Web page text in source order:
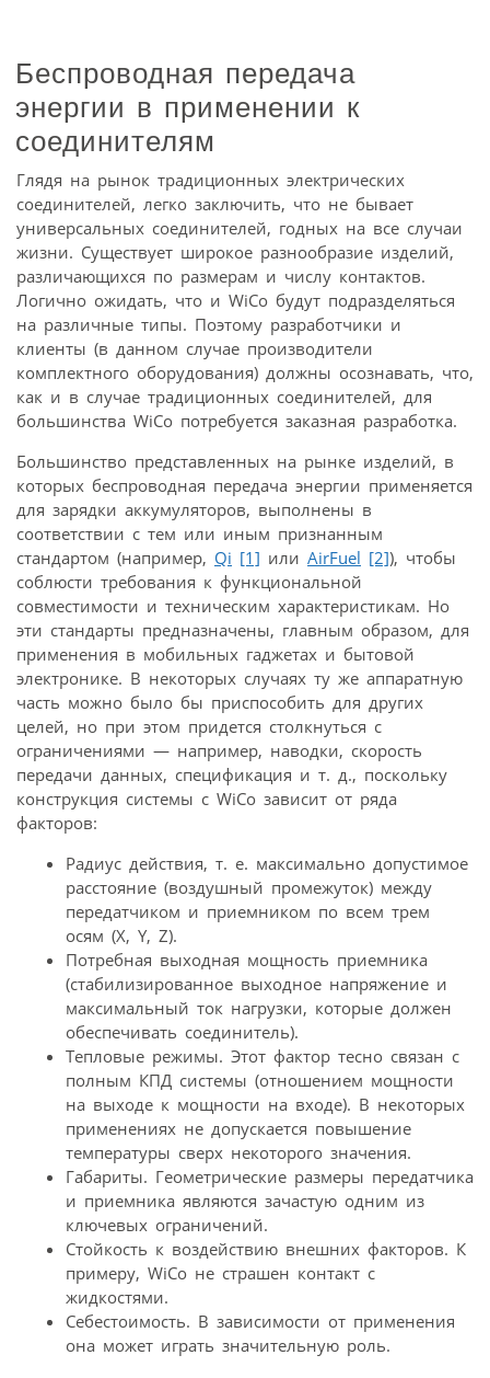
Беспроводная передача
энергии в применении к
соединителям
Глядя на рынок традиционных электрических
соединителей, легко заключить, что не бывает
универсальных соединителей, годных на все случаи
жизни. Существует широкое разнообразие изделий,
различающихся по размерам и числу контактов.
Логично ожидать, что и WiCo будут подразделяться
на различные типы. Поэтому разработчики и
клиенты (в данном случае производители
комплектного оборудования) должны осознавать, что,
как и в случае традиционных соединителей, для
большинства WiCo потребуется заказная разработка.
Большинство представленных на рынке изделий, в
которых беспроводная передача энергии применяется
для зарядки аккумуляторов, выполнены в
соответствии с тем или иным признанным
стандартом (например, Qi [1] или AirFuel [2]), чтобы
соблюсти требования к функциональной
совместимости и техническим характеристикам. Но
эти стандарты предназначены, главным образом, для
применения в мобильных гаджетах и бытовой
электронике. В некоторых случаях ту же аппаратную
часть можно было бы приспособить для других
целей, но при этом придется столкнуться с
ограничениями — например, наводки, скорость
передачи данных, спецификация и т. д., поскольку
конструкция системы с WiCo зависит от ряда
факторов:
Радиус действия, т. е. максимально допустимое
расстояние (воздушный промежуток) между
передатчиком и приемником по всем трем
осям (X, Y, Z).
Потребная выходная мощность приемника
(стабилизированное выходное напряжение и
максимальный ток нагрузки, которые должен
обеспечивать соединитель).
Тепловые режимы. Этот фактор тесно связан с
полным КПД системы (отношением мощности
на выходе к мощности на входе). В некоторых
применениях не допускается повышение
температуры сверх некоторого значения.
Габариты. Геометрические размеры передатчика
и приемника являются зачастую одним из
ключевых ограничений.
Стойкость к воздействию внешних факторов. К
примеру, WiCo не страшен контакт с
жидкостями.
Себестоимость. В зависимости от применения
она может играть значительную роль.